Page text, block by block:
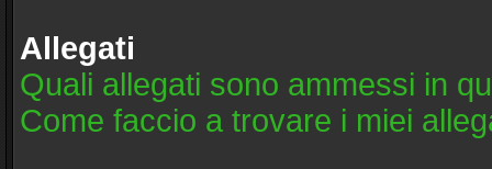
Allegati
Quali allegati sono ammessi in
Come faccio a trovare i miei